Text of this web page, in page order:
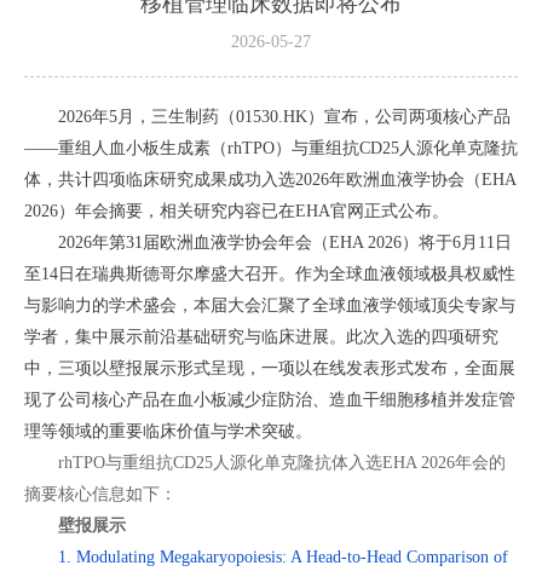
2026-05-27
2026年5月，三生制药（01530.HK）宣布，公司两项核心产品
——重组人血小板生成素（rhTPO）与重组抗CD25人源化单克隆抗
体，共计四项临床研究成果成功入选2026年欧洲血液学协会（EHA
2026）年会摘要，相关研究内容已在EHA官网正式公布。
2026年第31届欧洲血液学协会年会（EHA 2026）将于6月11日
至14日在瑞典斯德哥尔摩盛大召开。作为全球血液领域极具权威性
与影响力的学术盛会，本届大会汇聚了全球血液学领域顶尖专家与
学者，集中展示前沿基础研究与临床进展。此次入选的四项研究
中，三项以壁报展示形式呈现，一项以在线发表形式发布，全面展
现了公司核心产品在血小板减少症防治、造血干细胞移植并发症管
理等领域的重要临床价值与学术突破。
rhTPO与重组抗CD25人源化单克隆抗体入选EHA 2026年会的
摘要核心信息如下：
壁报展示
1. Modulating Megakaryopoiesis: A Head-to-Head Comparison of